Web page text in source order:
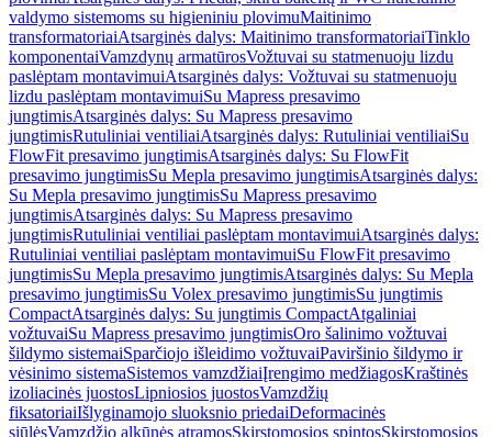
valdymo sistemoms su higieniniu plovimuMaitinimo
transformatoriaiAtsarginės dalys: Maitinimo transformatoriaiTinklo
komponentaiVamzdynų armatūrosVožtuvai su statmenuoju lizdu
paslėptam montavimuiAtsarginės dalys: Vožtuvai su statmenuoju
lizdu paslėptam montavimuiSu Mapress presavimo
jungtimisAtsarginės dalys: Su Mapress presavimo
jungtimisRutuliniai ventiliaiAtsarginės dalys: Rutuliniai ventiliaiSu
FlowFit presavimo jungtimisAtsarginės dalys: Su FlowFit
presavimo jungtimisSu Mepla presavimo jungtimisAtsarginės dalys:
Su Mepla presavimo jungtimisSu Mapress presavimo
jungtimisAtsarginės dalys: Su Mapress presavimo
jungtimisRutuliniai ventiliai paslėptam montavimuiAtsarginės dalys:
Rutuliniai ventiliai paslėptam montavimuiSu FlowFit presavimo
jungtimisSu Mepla presavimo jungtimisAtsarginės dalys: Su Mepla
presavimo jungtimisSu Volex presavimo jungtimisSu jungtimis
CompactAtsarginės dalys: Su jungtimis CompactAtgaliniai
vožtuvaiSu Mapress presavimo jungtimisOro šalinimo vožtuvai
šildymo sistemaiSparčiojo išleidimo vožtuvaiPaviršinio šildymo ir
vėsinimo sistemaSistemos vamzdžiaiĮrengimo medžiagosKraštinės
izoliacinės juostosLipniosios juostosVamzdžių
fiksatoriaiIšlyginamojo sluoksnio priedaiDeformacinės
siūlėsVamzdžio alkūnės atramosSkirstomosios spintosSkirstomosios